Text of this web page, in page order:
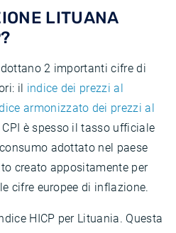
LITUANA
2 importanti cifre di
il indice dei prezzi al
armonizzato dei prezzi al
CPI è spesso il tasso ufficiale
adottato nel paese
creato appositamente per
cifre europee di inflazione.
HICP per Lituania. Questa